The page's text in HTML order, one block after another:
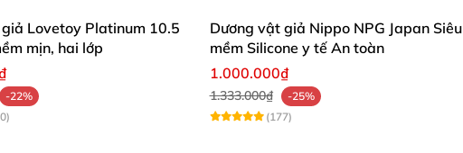
Lovetoy Platinum 10.5
mịn, hai lớp
-22%
Dương vật giả Nippo NPG Japan Siêu
mềm Silicone y tế An toàn
1.000.000₫
1.333.000₫
-25%
(177)